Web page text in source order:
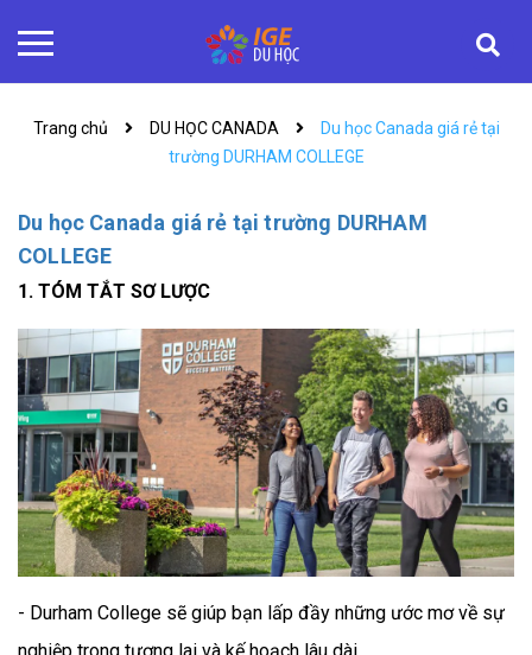
Trang chủ DU HỌC CANADA
Du học Canada giá rẻ tại
trường DURHAM COLLEGE
Du học Canada giá rẻ tại trường DURHAM
COLLEGE
1. TÓM TẮT SƠ LƯỢC
- Durham College sẽ giúp bạn lấp đầy những ước mơ về sự